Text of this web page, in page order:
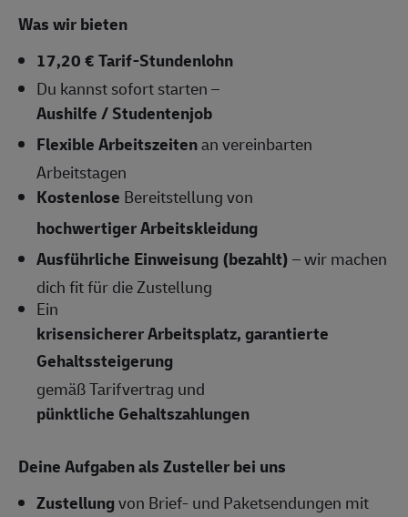
Was wir bieten
17,20 € Tarif-Stundenlohn
Du kannst sofort starten –
Aushilfe / Studentenjob
Flexible Arbeitszeitenan vereinbarten
Arbeitstagen
Kostenlose Bereitstellung von
hochwertiger Arbeitskleidung
Ausführliche Einweisung (bezahlt)– wir machen
dich fit für die Zustellung
Ein
krisensicherer Arbeitsplatz, garantierte
Gehaltssteigerung
gemäß Tarifvertrag und
pünktliche Gehaltszahlungen
Deine Aufgaben als Zusteller bei uns
Zustellungvon Brief- und Paketsendungen mit